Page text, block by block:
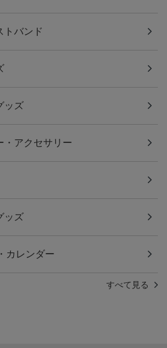
トバンド
ッズ
・アクセサリー
ッズ
カレンダー
すべて見る